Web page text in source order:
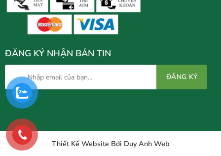
ĐĂNG KÝ NHẬN BẢN TIN
Thiết Kế Website Bởi Duy Anh Web